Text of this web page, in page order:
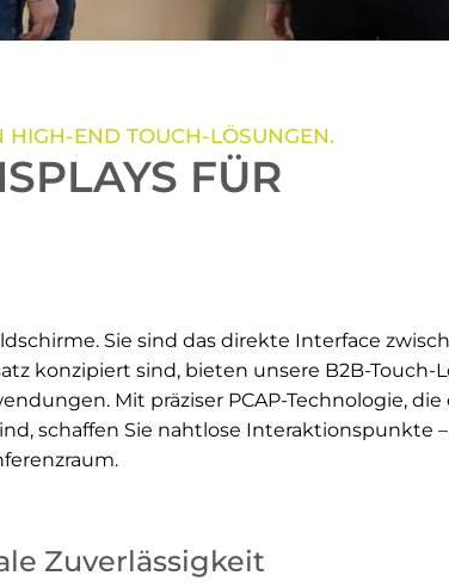
HIGH-END TOUCH-LÖSUNGEN.
FÜR
Sie sind das direkte Interface
konzipiert sind, bieten unsere B2B-Touch-
Mit präziser PCAP-Technologie,
schaffen Sie nahtlose Interaktionspunkte
Zuverlässigkeit